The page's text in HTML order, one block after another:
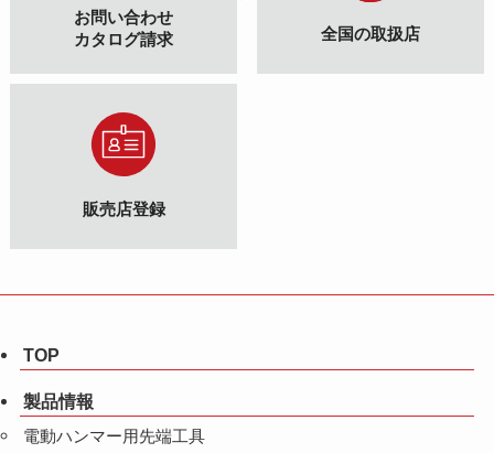
お問い合わせ
カタログ請求
全国の取扱店
販売店登録
TOP
製品情報
電動ハンマー用先端工具